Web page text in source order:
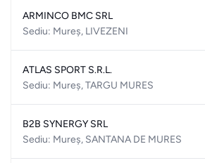
ARMINCO BMC SRL
Sediu: Mureș, LIVEZENI
ATLAS SPORT S.R.L.
Sediu: Mureș, TARGU MURES
B2B SYNERGY SRL
Sediu: Mureș, SANTANA DE MURES